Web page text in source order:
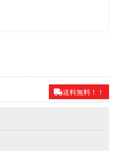
送料無料！！